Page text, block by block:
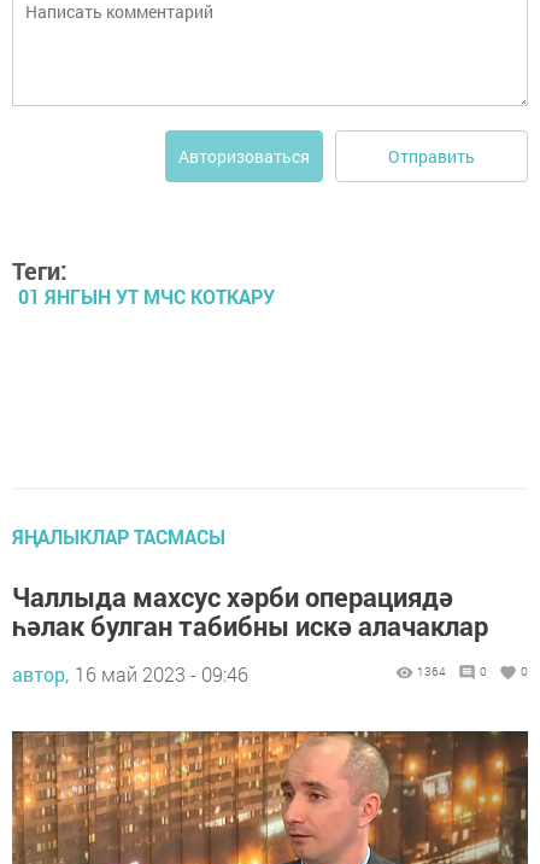
Авторизоваться Отправить
Теги:
01 ЯНГЫН УТ МЧС КОТКАРУ
ЯҢАЛЫКЛАР ТАСМАСЫ
Чаллыда махсус хәрби операциядә
һәлак булган табибны искә алачаклар
автор, 16 май 2023 - 09:46 1364 0 0